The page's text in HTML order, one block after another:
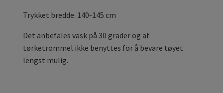
Trykket bredde: 140-145 cm
Det anbefales vask på 30 grader og at
tørketrommel ikke benyttes for å bevare tøyet
lengst mulig.